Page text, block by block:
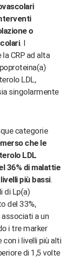
o
. I
CRP ad alta
LDL,
singolarmente
categorie
che le
LDL
36% di malattie
più bassi.
di Lp(a)
del 33%,
associati a un
i tre marker
con i livelli più alti
di 1,5 volte